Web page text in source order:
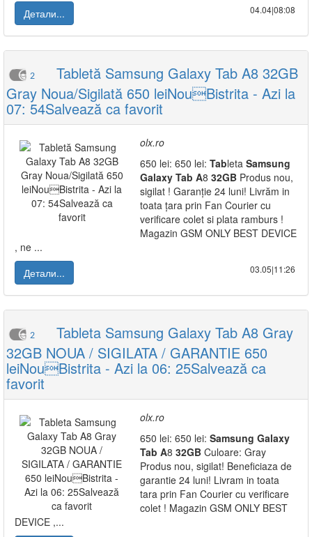
Детали...
04.04|08:08
2
Tabletă Samsung Galaxy Tab A8 32GB
Gray Noua/Sigilată 650 leiNouBistrita - Azi la
07: 54Salvează ca favorit
olx.ro
650 lei: 650 lei: Tableta Samsung
Galaxy Tab A8 32GB Produs nou,
sigilat ! Garanție 24 luni! Livrăm in
toata țara prin Fan Courier cu
verificare colet si plata ramburs !
Magazin GSM ONLY BEST DEVICE
, ne ...
Детали...
03.05|11:26
2
Tableta Samsung Galaxy Tab A8 Gray
32GB NOUA / SIGILATA / GARANTIE 650
leiNouBistrita - Azi la 06: 25Salvează ca
favorit
olx.ro
650 lei: 650 lei: Samsung Galaxy
Tab A8 32GB Culoare: Gray
Produs nou, sigilat! Beneficiaza de
garantie 24 luni! Livram in toata
tara prin Fan Courier cu verificare
colet ! Magazin GSM ONLY BEST
DEVICE ,...